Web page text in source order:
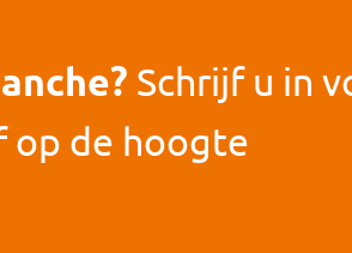
Schrijf u in
de hoogte